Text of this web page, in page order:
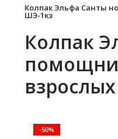
Колпак Эльфа Санты
ШЭ-1кз
Колпак
-50%